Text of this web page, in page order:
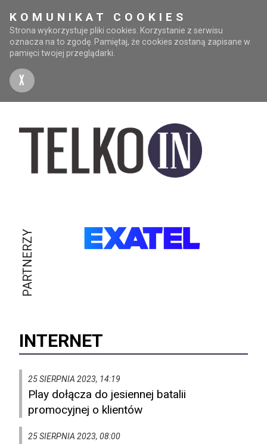
KOMUNIKAT COOKIES
Strona wykorzystuje pliki cookies. Korzystanie z serwisu
oznacza na to zgodę. Pamiętaj, że cookies zostaną zapisane w
pamięci twojej przeglądarki.
X
PARTNERZY
INTERNET
25 SIERPNIA 2023, 14:19
Play dołącza do jesiennej batalii
promocyjnej o klientów
25 SIERPNIA 2023, 08:00